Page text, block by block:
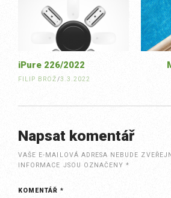
navigation
iPure 226/2022
FILIP BROŽ/3.3.2022
Napsat komentář
VAŠE E-MAILOVÁ ADRESA NEBUDE
INFORMACE JSOU OZNAČENY*
KOMENTÁŘ*